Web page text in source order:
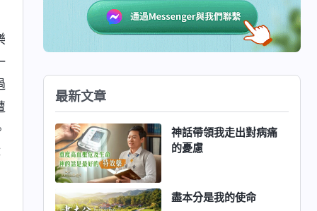
最新文章
神話帶領我走出對病痛
的憂慮
盡本分是我的使命